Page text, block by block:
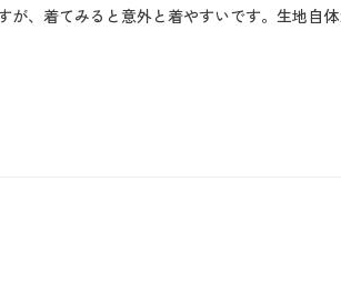
、着てみると意外と着やすいです。生地自